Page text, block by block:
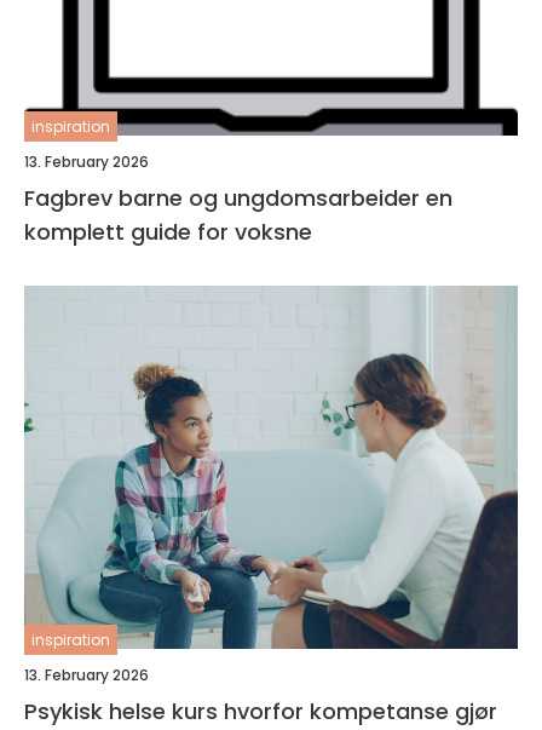
inspiration
13. February 2026
Fagbrev barne og ungdomsarbeider en
komplett guide for voksne
inspiration
13. February 2026
Psykisk helse kurs hvorfor kompetanse gjør